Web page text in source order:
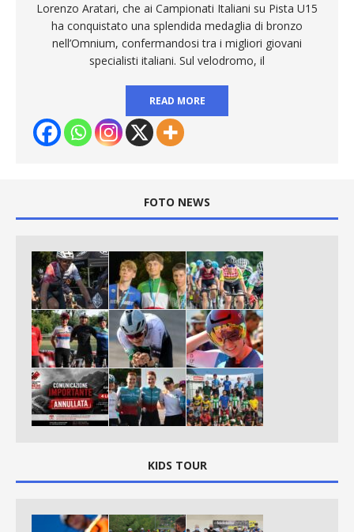
Lorenzo Aratari, che ai Campionati Italiani su Pista U15
ha conquistato una splendida medaglia di bronzo
nell’Omnium, confermandosi tra i migliori giovani
specialisti italiani. Sul velodromo, il
READ MORE
FOTO NEWS
KIDS TOUR